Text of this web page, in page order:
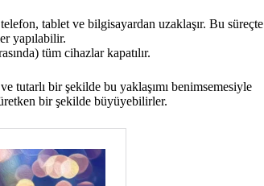
tablet ve bilgisayardan uzaklaşır. Bu süreçte
yapılabilir.
tüm cihazlar kapatılır.
bir şekilde bu yaklaşımı benimsemesiyle
bir şekilde büyüyebilirler.